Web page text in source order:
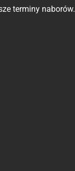
terminy naborów.